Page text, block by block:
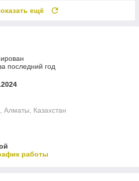
ещё
последний год
Алматы, Казахстан
работы